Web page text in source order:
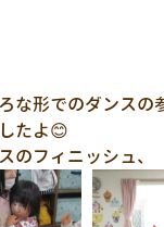
な形でのダンス
たよ😊
のフィニッシュ、